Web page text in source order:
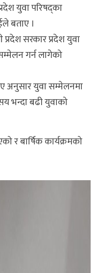
युवा परिषद्का
बताए ।
सरकार प्रदेश युवा
गर्न लागेको
अनुसार युवा सम्मेलनमा
भन्दा बढी युवाको
र बार्षिक कार्यक्रमको